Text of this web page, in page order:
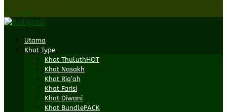
0 Items
Utama
Khat Type
Khat ThuluthHOT
Khat Nasakh
Khat Riq’ah
Khat Farisi
Khat Diwani
Khat BundlePACK